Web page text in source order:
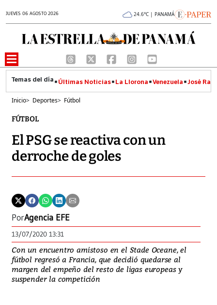
JUEVES 06 AGOSTO 2026 24.6°C | PANAMÁ
Últimas Noticias La Llorona Venezuela José
Inicio> Deportes> Fútbol
FÚTBOL
El PSG se reactiva con un
derroche de goles
PorAgencia EFE
13/07/2020 13:31
Con un encuentro amistoso en el Stade Oceane, el
fútbol regresó a Francia, que decidió quedarse al
margen del empeño del resto de ligas europeas y
suspender la competición